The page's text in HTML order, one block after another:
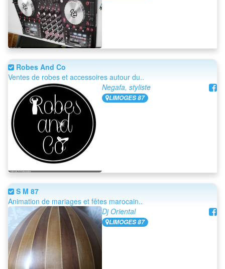
Robes And Co
Ventes de robes et accessoires autour du..
Negafa, styliste
LIMOGES 87
S M 87
Animation de mariages et fêtes marocain..
Dj Oriental
LIMOGES 87